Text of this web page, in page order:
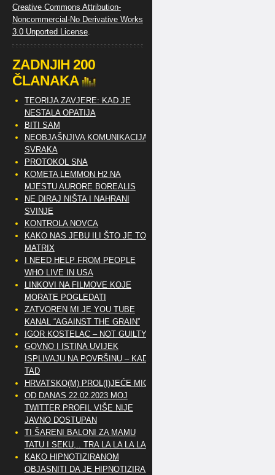
Creative Commons Attribution-
Noncommercial-No Derivative Works
3.0 Unported License.
ZADNJIH 200
ČLANAKA
TEORIJA ZAVJERE: KAD JE
NESTALA OPATIJA
BITI SAM
NEOBJAŠNJIVA KOMUNIKACIJA
SVRAKA
PROTOKOL SNA
KOMETA LEMMON H2 NA
MJESTU AURORE BOREALIS
NE DIRAJ NIŠTA I NAHRANI
SVINJE
KONTROLA NOVCA
KAKO NAS JEBU ILI ŠTO JE TO
MATRIX
I NEED HELP FROM PEOPLE
WHO LIVE IN USA
LINKOVI NA FILMOVE KOJE
MORATE POGLEDATI
ZATVOREN MI JE YOU TUBE
KANAL “AGAINST THE GRAIN”
IGOR KOSTELAC – NOT GUILTY
GOVNO I ISTINA UVIJEK
ISPLIVAJU NA POVRŠINU – KAD
TAD
HRVATSKO(M) PROL(I)JEĆE MIG
OD DANAS 22.02.2023 MOJ
TWITTER PROFIL VIŠE NIJE
JAVNO DOSTUPAN
TI ŠARENI BALONI ZA MAMU
TATU I SEKU,.. TRA LA LA LA LA
KAKO HIPNOTIZIRANOM
OBJASNITI DA JE HIPNOTIZIRAN